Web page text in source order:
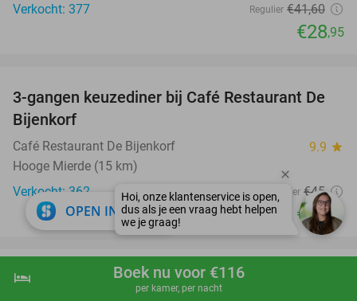
shopping_cart Boek nu
hotel Boek nu voor €116
per kamer, per nacht
Verkocht: 377
Regulier €41,60
€28,95
30%
3-gangen keuzediner bij Café Restaurant De
Bijenkorf
Café Restaurant De Bijenkorf 9.9 star
Hooge Mierde (15 km)
Verkocht: 362
Regulier €45
€31,50
OPEN IN APP close